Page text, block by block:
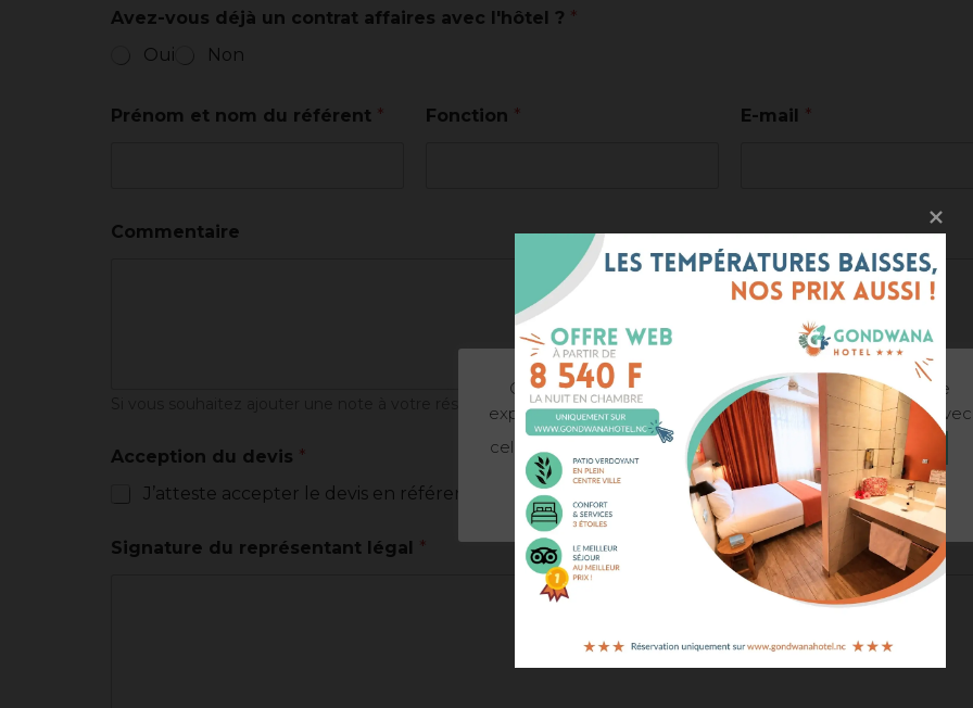
o
t
u
Avez-vous déjà un contrat affaires avec l'hôtel ? *
Oui
Non
Prénom et nom du référent * Fonction * E-mail *
Commentaire
Acception du devis *
J’atteste accepter le devis en référence sans réserve et avoir consulté les Conditions Générales
Signature du représentant légal *
Ce site internet utilise des cookies pour améliorer votre
expérience. Nous supposerons que vous êtes d'accord avec
cela, mais vous pouvez refuser.
Paramétrages cookies
REFUSER En savoir +